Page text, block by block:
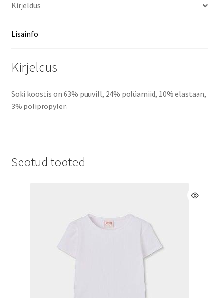
Kirjeldus
Lisainfo
Kirjeldus
Soki koostis on 63% puuvill, 24% polüamiid, 10% elastaan,
3% polipropylen
Seotud tooted